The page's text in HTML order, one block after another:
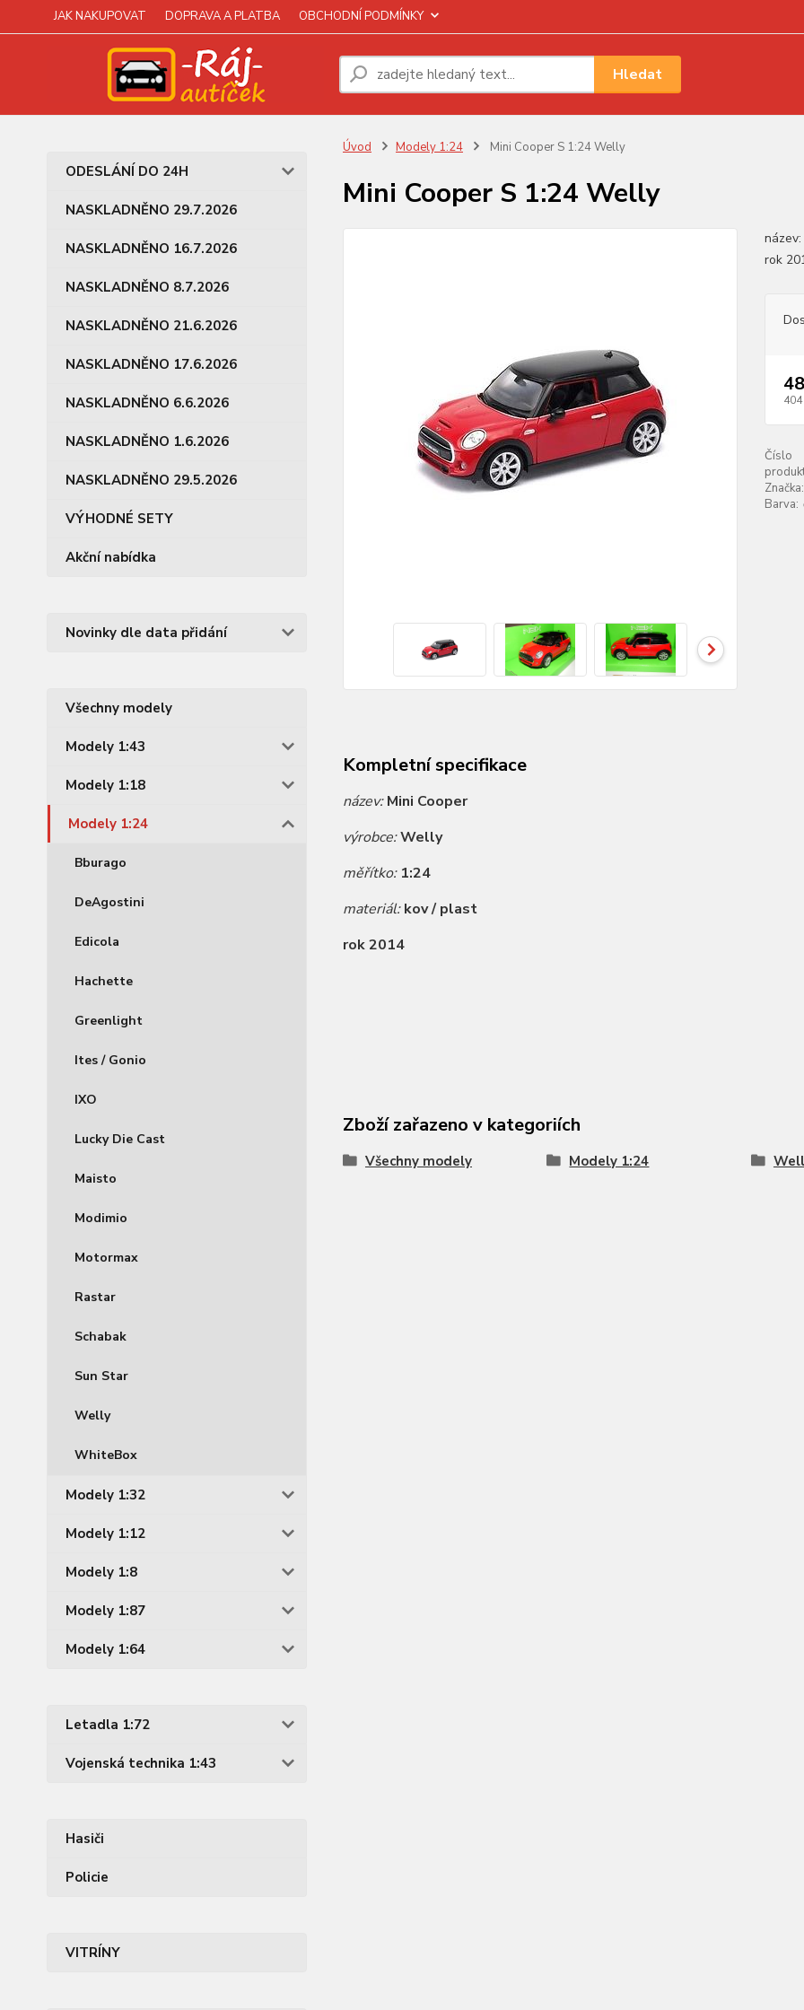
JAK NAKUPOVAT DOPRAVA A PLATBA OBCHODNÍ PODMÍNKY
Hledat
ODESLÁNÍ DO 24H
NASKLADNĚNO 29.7.2026
NASKLADNĚNO 16.7.2026
NASKLADNĚNO 8.7.2026
NASKLADNĚNO 21.6.2026
NASKLADNĚNO 17.6.2026
NASKLADNĚNO 6.6.2026
NASKLADNĚNO 1.6.2026
NASKLADNĚNO 29.5.2026
VÝHODNÉ SETY
Akční nabídka
Novinky dle data přidání
Všechny modely
Modely 1:43
Modely 1:18
Modely 1:24
Bburago
DeAgostini
Edicola
Hachette
Greenlight
Ites / Gonio
IXO
Lucky Die Cast
Maisto
Modimio
Motormax
Rastar
Schabak
Sun Star
Welly
WhiteBox
Modely 1:32
Modely 1:12
Modely 1:8
Modely 1:87
Modely 1:64
Letadla 1:72
Vojenská technika 1:43
Hasiči
Policie
VITRÍNY
Úvod Modely 1:24 Mini Cooper S 1:24 Welly
Mini Cooper S 1:24 Welly
rok
404
Číslo
Značka:
Barva:
Kompletní specifikace
název:Mini Cooper
výrobce:Welly
měřítko: 1:24
materiál:kov / plast
rok 2014
Zboží zařazeno v kategoriích
Všechny modely Modely 1:24